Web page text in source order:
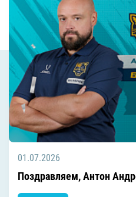
01.07.2026
Поздравляем, Антон